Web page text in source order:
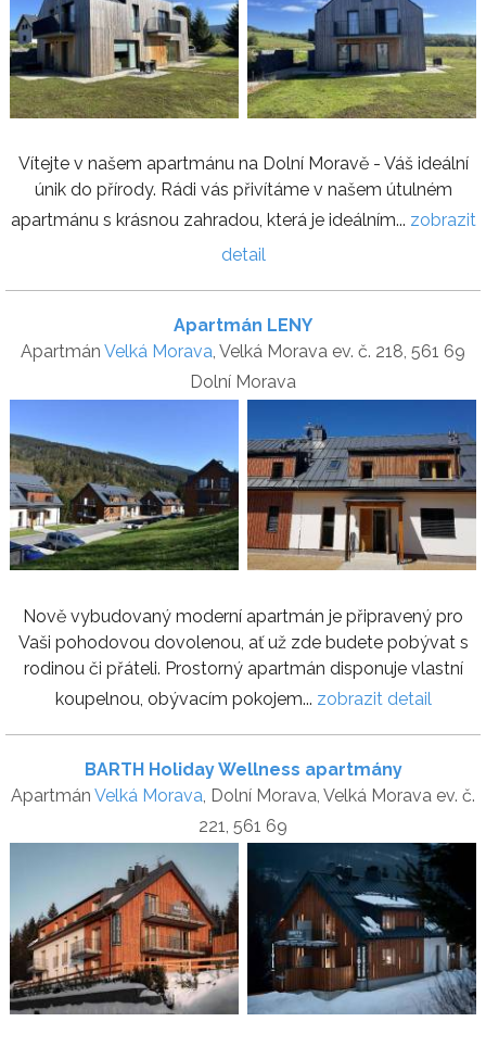
Vítejte v našem apartmánu na Dolní Moravě - Váš ideální
únik do přírody. Rádi vás přivítáme v našem útulném
apartmánu s krásnou zahradou, která je ideálním... zobrazit
detail
Apartmán LENY
Apartmán Velká Morava, Velká Morava ev. č. 218, 561 69
Dolní Morava
Nově vybudovaný moderní apartmán je připravený pro
Vaši pohodovou dovolenou, ať už zde budete pobývat s
rodinou či přáteli. Prostorný apartmán disponuje vlastní
koupelnou, obývacím pokojem... zobrazit detail
BARTH Holiday Wellness apartmány
Apartmán Velká Morava , Dolní Morava, Velká Morava ev. č.
221, 561 69